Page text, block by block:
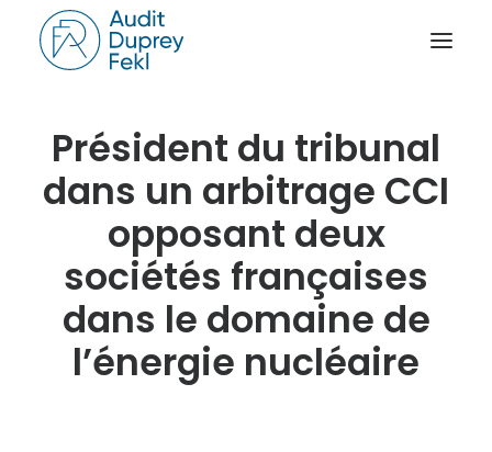
ACCUEIL
LE CABINET
NOS RÉFÉRENCES
NOTRE ACTUALITÉ
RAPPORT D’ACTIVITÉ
Président du tribunal
dans un arbitrage CCI
opposant deux
sociétés françaises
dans le domaine de
l’énergie nucléaire